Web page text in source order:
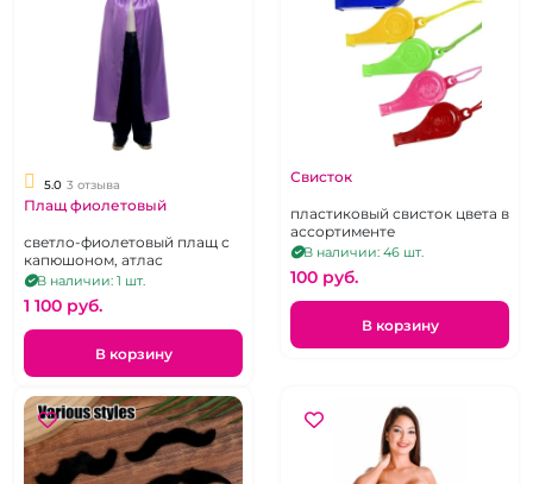
5.0 3 отзыва
Плащ фиолетовый
светло-фиолетовый плащ с
капюшоном, атлас
В наличии: 1 шт.
1 100 pуб.
В корзину
Свисток
пластиковый свисток цвета в
ассортименте
В наличии: 46 шт.
100 pуб.
В корзину